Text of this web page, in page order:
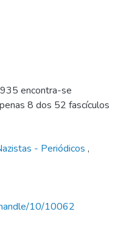
encontra-se
8 dos 52 fascículos
- Periódicos ,
10/10062